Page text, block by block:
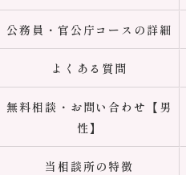
公務員・官公庁コースの詳細
よくある質問
無料相談・お問い合わせ【男
性】
当相談所の特徴